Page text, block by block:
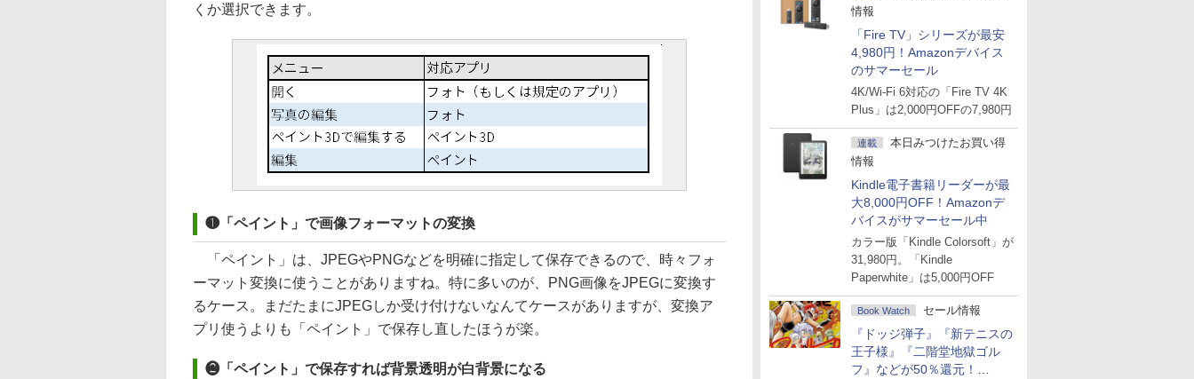
情報
「Fire TV」シリーズが最安
4,980円！Amazonデバイス
のサマーセール
4K/Wi-Fi 6対応の「Fire TV 4K
Plus」は2,000円OFFの7,980円
連載
本日みつけたお買い得
情報
Kindle電子書籍リーダーが最
大8,000円OFF！Amazonデ
バイスがサマーセール中
カラー版「Kindle Colorsoft」が
31,980円。「Kindle
Paperwhite」は5,000円OFF
Book Watch セール情報
『ドッジ弾子』『新テニスの
王子様』『二階堂地獄ゴル
フ』などが50％還元！
くか選択できます。
❶「ペイント」で画像フォーマットの変換
「ペイント」は、JPEGやPNGなどを明確に指定して保存できるので、時々フォ
ーマット変換に使うことがありますね。特に多いのが、PNG画像をJPEGに変換す
るケース。まだたまにJPEGしか受け付けないなんてケースがありますが、変換ア
プリ使うよりも「ペイント」で保存し直したほうが楽。
❷「ペイント」で保存すれば背景透明が白背景になる